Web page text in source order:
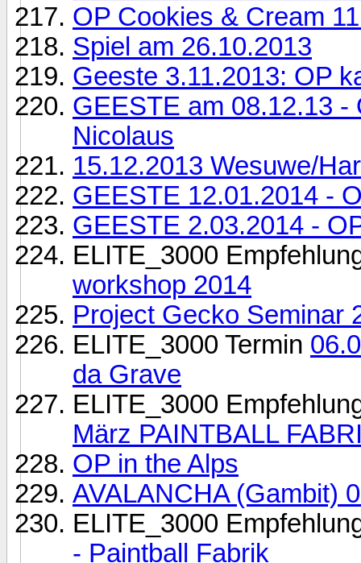
OP Cookies & Cream
Spiel am 26.10.2013
Geeste 3.11.2013: OP
GEESTE am 08.12.13
Nicolaus
15.12.2013 Wesuwe/
GEESTE 12.01.2014 -
GEESTE 2.03.2014 -
ELITE_3000
workshop 2014
Project Gecko Seminar
ELITE_3000 Termin
da Grave
ELITE_3000
März PAINTBALL
OP in the Alps
AVALANCHA (Gambit)
ELITE_3000
- Paintball Fabrik